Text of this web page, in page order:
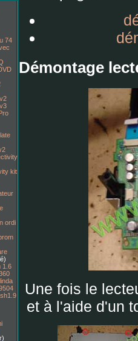
74
kit
ordi
1.6
Démontage
Une fois le
et à l'aide d'un